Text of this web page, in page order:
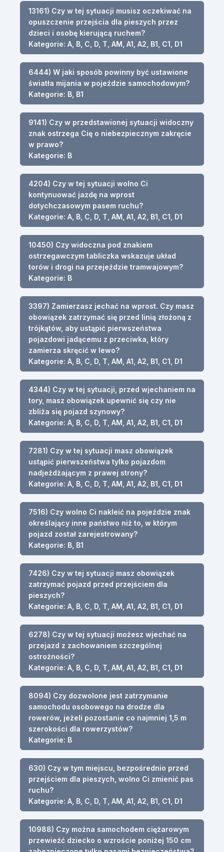
13161) Czy w tej sytuacji musisz oczekiwać na
opuszczenie przejścia dla pieszych przez
dzieci i osobę kierującą ruchem?
Kategorie: A, B, C, D, T, AM, A1, A2, B1, C1, D1
6444) W jaki sposób powinny być ustawione
światła mijania w pojeździe samochodowym?
Kategorie: B, B1
9141) Czy w przedstawionej sytuacji widoczny
znak ostrzega Cię o niebezpiecznym zakręcie
w prawo?
Kategorie: B
4204) Czy w tej sytuacji wolno Ci
kontynuować jazdę na wprost
dotychczasowym pasem ruchu?
Kategorie: A, B, C, D, T, AM, A1, A2, B1, C1, D1
10450) Czy widoczna pod znakiem
ostrzegawczym tabliczka wskazuje układ
torów i drogi na przejeździe tramwajowym?
Kategorie: B
3397) Zamierzasz jechać na wprost. Czy masz
obowiązek zatrzymać się przed linią złożoną z
trójkątów, aby ustąpić pierwszeństwa
pojazdowi jadącemu z przeciwka, który
zamierza skręcić w lewo?
Kategorie: A, B, C, D, T, AM, A1, A2, B1, C1, D1
4344) Czy w tej sytuacji, przed wjechaniem na
tory, masz obowiązek upewnić się czy nie
zbliża się pojazd szynowy?
Kategorie: A, B, C, D, T, AM, A1, A2, B1, C1, D1
7281) Czy w tej sytuacji masz obowiązek
ustąpić pierwszeństwa tylko pojazdom
nadjeżdżającym z prawej strony?
Kategorie: A, B, C, D, T, AM, A1, A2, B1, C1, D1
7516) Czy wolno Ci nakleić na pojeździe znak
określający inne państwo niż to, w którym
pojazd został zarejestrowany?
Kategorie: B, B1
7426) Czy w tej sytuacji masz obowiązek
zatrzymać pojazd przed przejściem dla
pieszych?
Kategorie: A, B, C, D, T, AM, A1, A2, B1, C1, D1
6278) Czy w tej sytuacji możesz wjechać na
przejazd z zachowaniem szczególnej
ostrożności?
Kategorie: A, B, C, D, T, AM, A1, A2, B1, C1, D1
8094) Czy dozwolone jest zatrzymanie
samochodu osobowego na drodze dla
rowerów, jeżeli pozostanie co najmniej 1,5 m
szerokości dla rowerzystów?
Kategorie: B
630) Czy w tym miejscu, bezpośrednio przed
przejściem dla pieszych, wolno Ci zmienić pas
ruchu?
Kategorie: A, B, C, D, T, AM, A1, A2, B1, C1, D1
10988) Czy można samochodem ciężarowym
przewieźć dziecko o wzroście poniżej 150 cm